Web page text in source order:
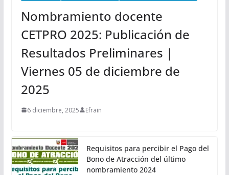
Nombramiento docente
CETPRO 2025: Publicación de
Resultados Preliminares |
Viernes 05 de diciembre de
2025
6 diciembre, 2025 Efrain
Requisitos para percibir el Pago del
Bono de Atracción del último
nombramiento 2024